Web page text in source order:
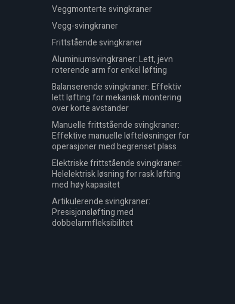
Veggmonterte svingkraner
Vegg-svingkraner
Frittstående svingkraner
Aluminiumsvingkraner: Lett, jevn
roterende arm for enkel løfting
Balanserende svingkraner: Effektiv
lett løfting for mekanisk montering
over korte avstander
Manuelle frittstående svingkraner:
Effektive manuelle løfteløsninger for
operasjoner med begrenset plass
Elektriske frittstående svingkraner:
Helelektrisk løsning for rask løfting
med høy kapasitet
Artikulerende svingkraner:
Presisjonsløfting med
dobbelarmfleksibilitet